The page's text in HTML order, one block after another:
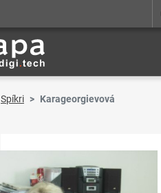
Spíkri Karageorgievová